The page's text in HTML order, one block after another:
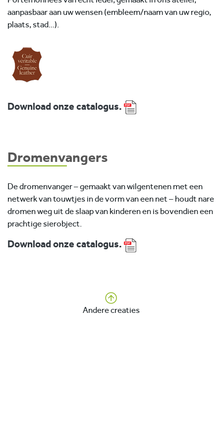
aanpasbaar aan uw wensen (embleem/naam van uw regio,
plaats, stad...).
Download onze catalogus.
Dromenvangers
De dromenvanger – gemaakt van wilgentenen met een
netwerk van touwtjes in de vorm van een net – houdt nare
dromen weg uit de slaap van kinderen en is bovendien een
prachtige sierobject.
Download onze catalogus.
Andere creaties